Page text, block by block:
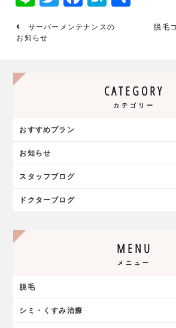
サーバーメンテナンスの
お知らせ
脱毛
CATEGORY
カテゴリー
おすすめプラン
お知らせ
スタッフブログ
ドクターブログ
MENU
メニュー
脱毛
シミ・くすみ治療